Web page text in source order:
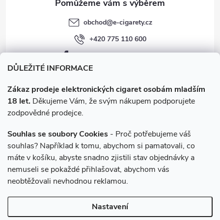
DŮLEŽITÉ INFORMACE
Zákaz prodeje elektronických cigaret osobám mladším
18 let. Děkujeme Vám, že svým nákupem podporujete
zodpovědné prodejce.
Souhlas se soubory Cookies - Proč potřebujeme váš
souhlas? Například k tomu, abychom si pamatovali, co
máte v košíku, abyste snadno zjistili stav objednávky a
nemuseli se pokaždé přihlašovat, abychom vás
neobtěžovali nevhodnou reklamou.
Nastavení
obchod@e-cigarety.cz
+420 775 110 600
facebook.com/e-cigarety.cz
Instagram
e-cigarety.cz. Všechna práva vyhrazena.
nastavení cookies